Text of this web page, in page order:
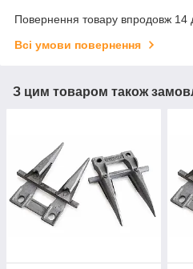
Повернення товару впродовж 14
Всі умови повернення
З цим товаром також